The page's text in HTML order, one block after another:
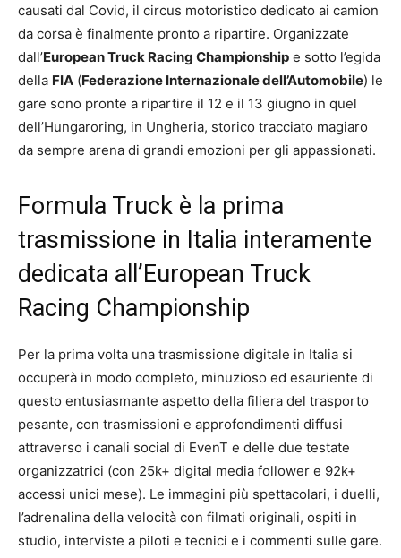
causati dal Covid, il circus motoristico dedicato ai camion
da corsa è finalmente pronto a ripartire. Organizzate
dall’European Truck Racing Championship e sotto l’egida
della FIA (Federazione Internazionale dell’Automobile) le
gare sono pronte a ripartire il 12 e il 13 giugno in quel
dell’Hungaroring, in Ungheria, storico tracciato magiaro
da sempre arena di grandi emozioni per gli appassionati.
Formula Truck è la prima
trasmissione in Italia interamente
dedicata all’European Truck
Racing Championship
Per la prima volta una trasmissione digitale in Italia si
occuperà in modo completo, minuzioso ed esauriente di
questo entusiasmante aspetto della filiera del trasporto
pesante, con trasmissioni e approfondimenti diffusi
attraverso i canali social di EvenT e delle due testate
organizzatrici (con 25k+ digital media follower e 92k+
accessi unici mese). Le immagini più spettacolari, i duelli,
l’adrenalina della velocità con filmati originali, ospiti in
studio, interviste a piloti e tecnici e i commenti sulle gare.